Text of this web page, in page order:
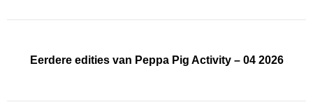
Eerdere edities van Peppa Pig Activity – 04 2026